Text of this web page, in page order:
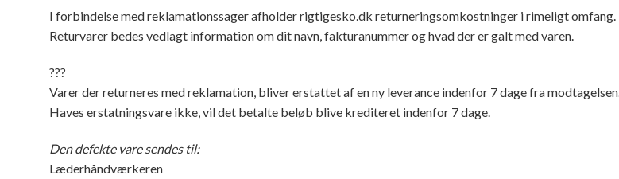
I forbindelse med reklamationssager afholder rigtigesko.dk returneringsomkostninger i rimeligt omfang.
Returvarer bedes vedlagt information om dit navn, fakturanummer og hvad der er galt med varen.
???
Varer der returneres med reklamation, bliver erstattet af en ny leverance indenfor 7 dage fra modtagelsen.
Haves erstatningsvare ikke, vil det betalte beløb blive krediteret indenfor 7 dage.
Den defekte vare sendes til:
Læderhåndværkeren